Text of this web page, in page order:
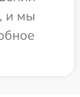
и мы